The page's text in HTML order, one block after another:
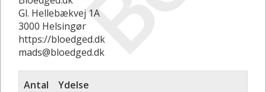
Gl. Hellebækvej 1A
3000 Helsingør
https://bloedged.dk
mads@bloedged.dk
Antal Ydelse